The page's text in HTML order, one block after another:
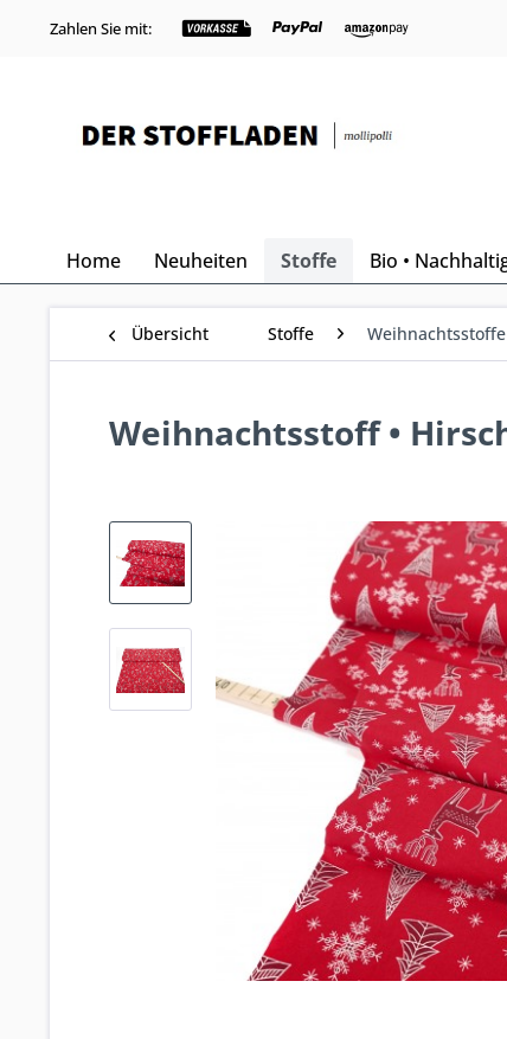
Zahlen Sie mit:
Home Neuheiten Stoffe Bio •
Übersicht Stoffe Weihnachtsstoffe
Weihnachtsstoff •